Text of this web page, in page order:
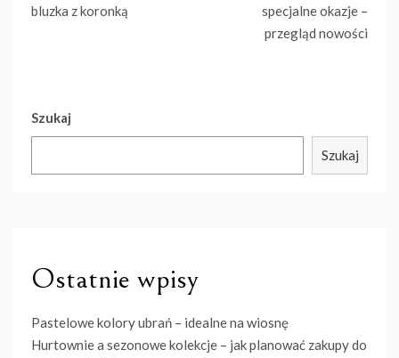
wpisu
bluzka z koronką
specjalne okazje –
przegląd nowości
Szukaj
Szukaj
Ostatnie wpisy
Pastelowe kolory ubrań – idealne na wiosnę
Hurtownie a sezonowe kolekcje – jak planować zakupy do